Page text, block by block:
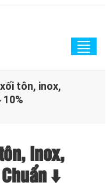
tôn, inox,
10%
inox,
⬇️